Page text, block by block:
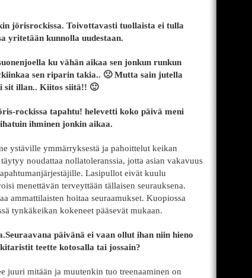
jörisrockissa. Toivottavasti tuollaista ei tulla
yritetään kunnolla uudestaan.
ku vähän aikaa sen jonkun runkun
sen riparin takia.. 🙁 Mutta sain jutella
sit illan.. Kiitos siitä!! 🙂
rockissa tapahtu! helevetti koko päivä meni
ihminen jonkin aikaa.
ystäville ymmärryksestä ja pahoittelut keikan
noudattaa nollatoleranssia, jotta asian vakavuus
Lasipullot eivät kuulu
menettävän terveyttään tällaisen seurauksena.
ammattilaisten hoitaa seuraamukset. Kuopiossa
tynkäkeikan kokeneet pääsevät mukaan.
päivänä ei vaan ollut ihan niin hieno
teette kotosalla tai jossain?
juuri mitään ja muutenkin tuo treenaaminen on